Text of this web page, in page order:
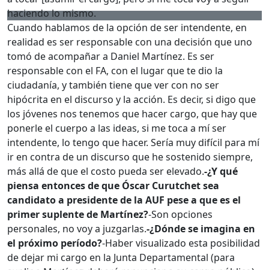
haciendo lo mismo.
Cuando hablamos de la opción de ser intendente, en
realidad es ser responsable con una decisión que uno
tomó de acompañar a Daniel Martínez. Es ser
responsable con el FA, con el lugar que te dio la
ciudadanía, y también tiene que ver con no ser
hipócrita en el discurso y la acción. Es decir, si digo que
los jóvenes nos tenemos que hacer cargo, que hay que
ponerle el cuerpo a las ideas, si me toca a mí ser
intendente, lo tengo que hacer. Sería muy difícil para mí
ir en contra de un discurso que he sostenido siempre,
más allá de que el costo pueda ser elevado.-¿Y qué
piensa entonces de que Óscar Curutchet sea
candidato a presidente de la AUF pese a que es el
primer suplente de Martínez?-Son opciones
personales, no voy a juzgarlas.-¿Dónde se imagina en
el próximo período?-Haber visualizado esta posibilidad
de dejar mi cargo en la Junta Departamental (para